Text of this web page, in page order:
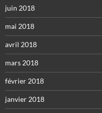
juin 2018
mai 2018
avril 2018
mars 2018
février 2018
janvier 2018